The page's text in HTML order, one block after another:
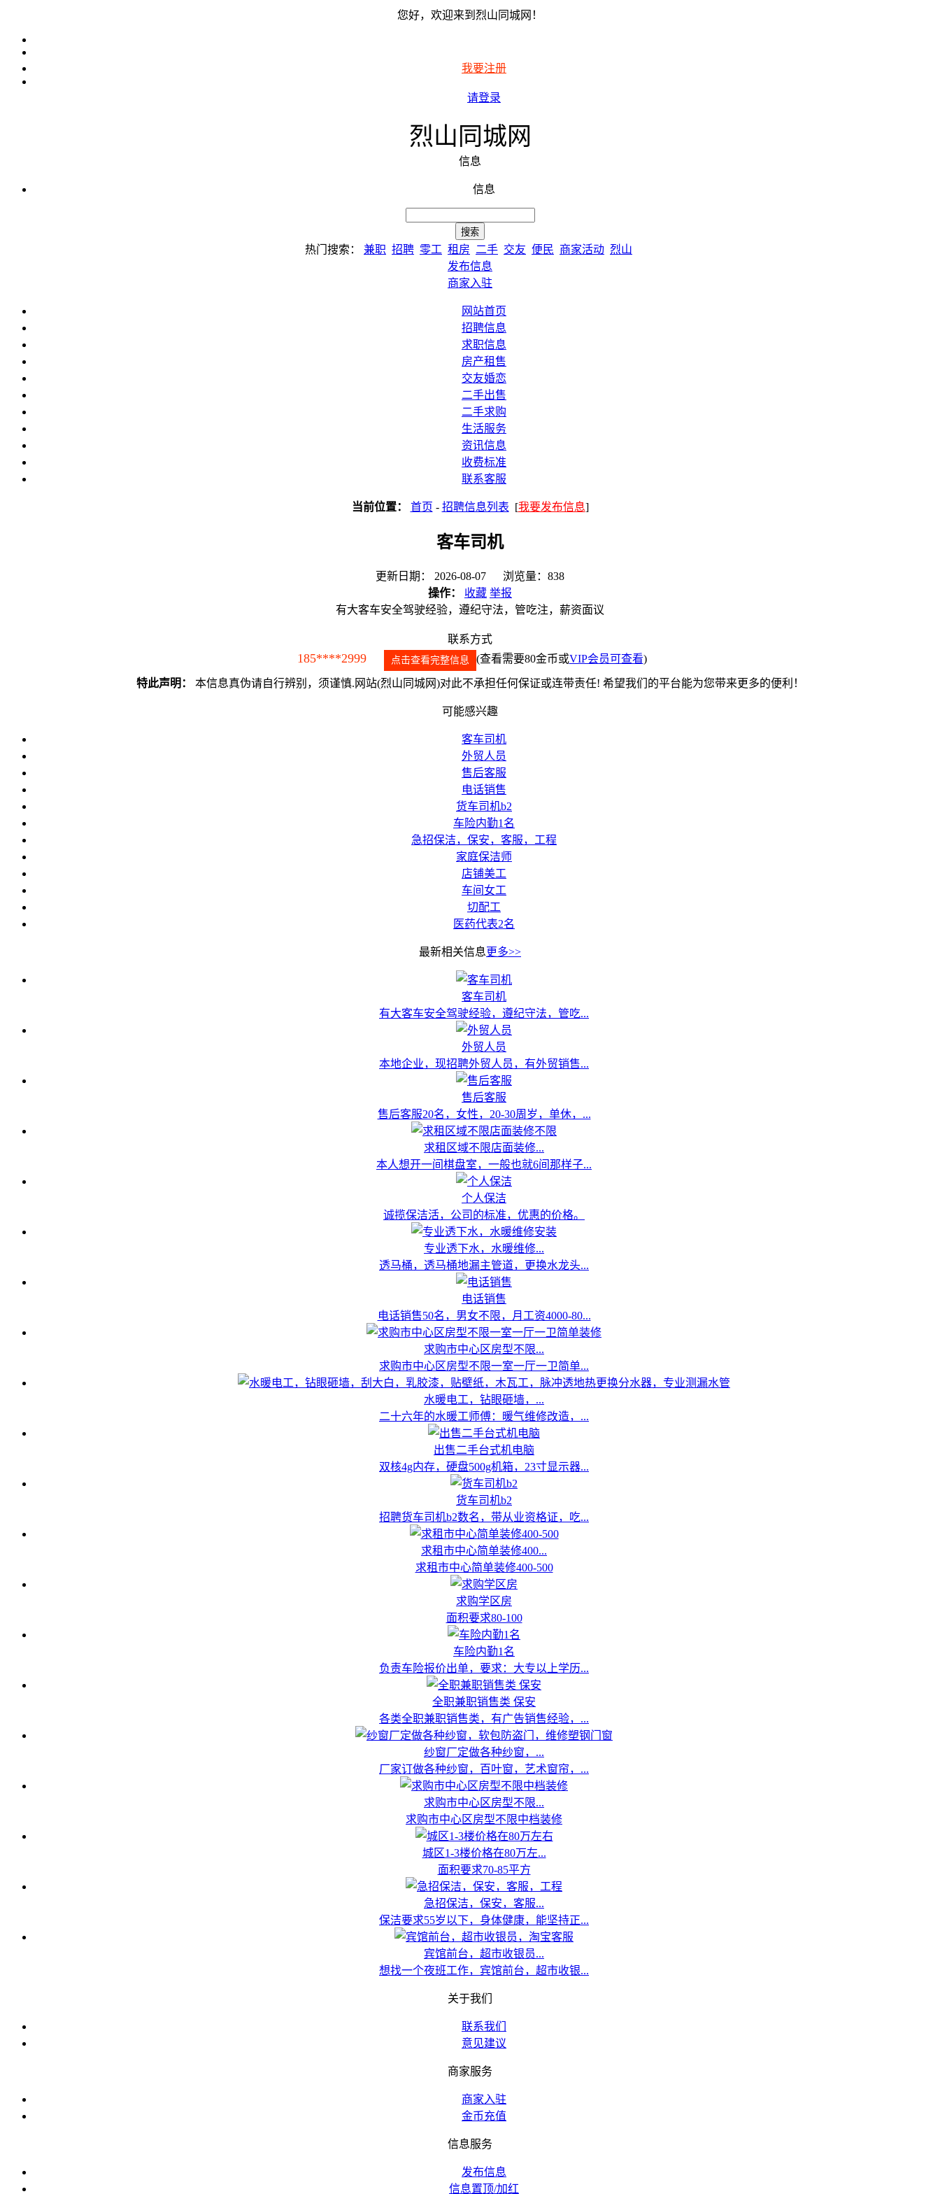
您好，欢迎来到烈山同城网！
我要注册
请登录
烈山同城网
信息
信息
热门搜索： 兼职 招聘 零工 租房 二手 交友 便民 商家活动 烈山
发布信息
商家入驻
网站首页
招聘信息
求职信息
房产租售
交友婚恋
二手出售
二手求购
生活服务
资讯信息
收费标准
联系客服
当前位置： 首页 - 招聘信息列表 [我要发布信息]
客车司机
更新日期： 2026-08-07 浏览量：838
操作：
收藏 举报
有大客车安全驾驶经验，遵纪守法，管吃注，薪资面议
联系方式
185****2999 点击查看完整信息 (查看需要80金币或VIP会员可查看)
特此声明： 本信息真伪请自行辨别，须谨慎.网站(烈山同城网)对此不承担任何保证或连带责任! 希望我们的平台能为您带来更多的便利！
可能感兴趣
客车司机
外贸人员
售后客服
电话销售
货车司机b2
车险内勤1名
急招保洁，保安，客服，工程
家庭保洁师
店铺美工
车间女工
切配工
医药代表2名
最新相关信息更多>>
客车司机
有大客车安全驾驶经验，遵纪守法，管吃...
外贸人员
本地企业，现招聘外贸人员，有外贸销售...
售后客服
售后客服20名，女性，20-30周岁，单休，...
求租区域不限店面装修...
本人想开一间棋盘室，一般也就6间那样子...
个人保洁
诚揽保洁活，公司的标准，优惠的价格。
专业透下水，水暖维修...
透马桶，透马桶地漏主管道，更换水龙头...
电话销售
电话销售50名，男女不限，月工资4000-80...
求购市中心区房型不限...
求购市中心区房型不限一室一厅一卫简单...
水暖电工，钻眼砸墙，...
二十六年的水暖工师傅：暖气维修改造，...
出售二手台式机电脑
双核4g内存，硬盘500g机箱，23寸显示器...
货车司机b2
招聘货车司机b2数名，带从业资格证，吃...
求租市中心简单装修400...
求租市中心简单装修400-500
求购学区房
面积要求80-100
车险内勤1名
负责车险报价出单，要求：大专以上学历...
全职兼职销售类 保安
各类全职兼职销售类，有广告销售经验，...
纱窗厂定做各种纱窗，...
厂家订做各种纱窗，百叶窗，艺术窗帘，...
求购市中心区房型不限...
求购市中心区房型不限中档装修
城区1-3楼价格在80万左...
面积要求70-85平方
急招保洁，保安，客服...
保洁要求55岁以下，身体健康，能坚持正...
宾馆前台，超市收银员...
想找一个夜班工作，宾馆前台，超市收银...
关于我们
联系我们
意见建议
商家服务
商家入驻
金币充值
信息服务
发布信息
信息置顶/加红